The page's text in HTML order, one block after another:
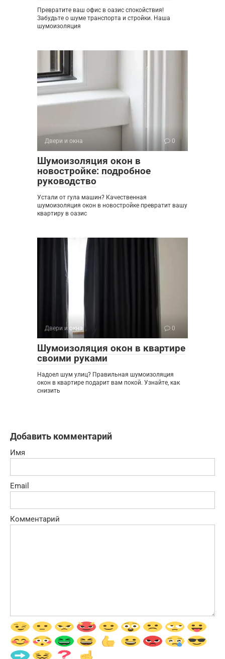
Превратите ваш офис в оазис спокойствия!
Забудьте о шуме транспорта и стройки. Наша
шумоизоляция
Двери и окна 0
Шумоизоляция окон в
новостройке: подробное
руководство
Устали от гула машин? Качественная
шумоизоляция окон в новостройке превратит вашу
квартиру в оазис
Двери и окна 0
Шумоизоляция окон в квартире
своими руками
Надоел шум улиц? Правильная шумоизоляция
окон в квартире подарит вам покой. Узнайте, как
снизить
Добавить комментарий
Имя
Email
Комментарий